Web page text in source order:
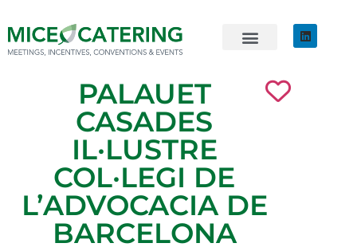
PALAUET
CASADES
IL·LUSTRE
COL·LEGI DE
L’ADVOCACIA DE
BARCELONA